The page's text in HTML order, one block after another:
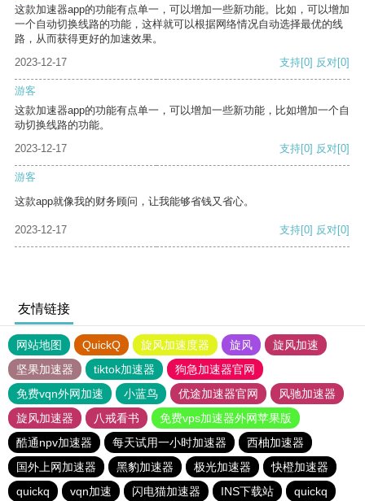
这款加速器app的功能有点单一，可以增加一些新功能。比如，可以增加
一个自动切换线路的功能，这样就可以根据网络情况自动选择最优的线
路，从而获得更好的加速效果。
2023-12-17
支持[0] 反对[0]
游客
这款加速器app的功能有点单一，可以增加一些新功能，比如增加一个自
动切换线路的功能。
2023-12-17
支持[0] 反对[0]
游客
这款app就像我的财务顾问，让我能够省钱又省心。
2023-12-17 支持[0] 反对[0]
友情链接
网站地图 QuickQ 旋风加速度器 旋风
旋风加速
坚果加速器
tiktok加速器
狗急加速器官网
免费vqn外网加速
小蓝鸟 优途加速器官网
风驰加速器
旋风加速器
八戒看书
免费vps加速器外网苹果版
酷通npv加速器
每天试用一小时加速器
西柚加速器
国外上网加速器
黑豹加速器 极光加速器
快橙加速器
quickq
vqn加速 闪电猫加速器 INS下载站 quickq